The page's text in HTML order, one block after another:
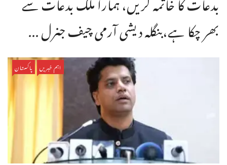
بھر چکا ہے،بنگله دیشی آرمی چیف جنرل ...
اہم خبریں پاکستان